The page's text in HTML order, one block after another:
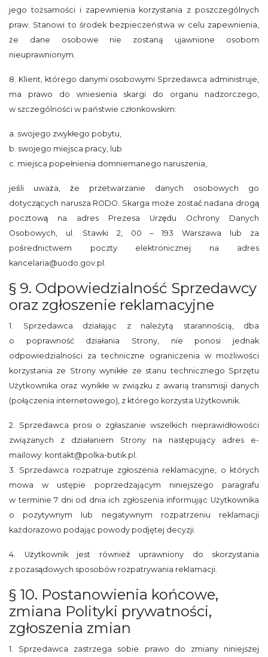
jego tożsamości i zapewnienia korzystania z poszczególnych
praw. Stanowi to środek bezpieczeństwa w celu zapewnienia,
że dane osobowe nie zostaną ujawnione osobom
nieuprawnionym.
8. Klient, którego danymi osobowymi Sprzedawca administruje,
ma prawo do wniesienia skargi do organu nadzorczego,
w szczególności w państwie członkowskim:
a. swojego zwykłego pobytu,
b. swojego miejsca pracy, lub
c. miejsca popełnienia domniemanego naruszenia,
jeśli uważa, że przetwarzanie danych osobowych go
dotyczących narusza RODO. Skarga może zostać nadana drogą
pocztową na adres Prezesa Urzędu Ochrony Danych
Osobowych, ul. Stawki 2, 00 – 193 Warszawa lub za
pośrednictwem poczty elektronicznej na adres
kancelaria@uodo.gov.pl.
§ 9. Odpowiedzialność Sprzedawcy
oraz zgłoszenie reklamacyjne
1. Sprzedawca działając z należytą starannością, dba
o poprawność działania Strony, nie ponosi jednak
odpowiedzialności za techniczne ograniczenia w możliwości
korzystania ze Strony wynikłe ze stanu technicznego Sprzętu
Użytkownika oraz wynikłe w związku z awarią transmisji danych
(połączenia internetowego), z którego korzysta Użytkownik.
2. Sprzedawca prosi o zgłaszanie wszelkich nieprawidłowości
związanych z działaniem Strony na następujący adres e-
mailowy: kontakt@polka-butik.pl.
3. Sprzedawca rozpatruje zgłoszenia reklamacyjne, o których
mowa w ustępie poprzedzającym niniejszego paragrafu
w terminie 7 dni od dnia ich zgłoszenia informując Użytkownika
o pozytywnym lub negatywnym rozpatrzeniu reklamacji
każdorazowo podając powody podjętej decyzji.
4. Użytkownik jest również uprawniony do skorzystania
z pozasądowych sposobów rozpatrywania reklamacji.
§ 10. Postanowienia końcowe,
zmiana Polityki prywatności,
zgłoszenia zmian
1. Sprzedawca zastrzega sobie prawo do zmiany niniejszej